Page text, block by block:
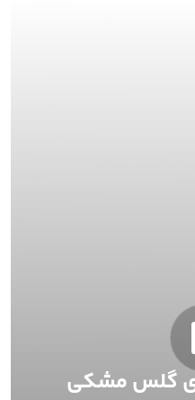
گلس مشکی